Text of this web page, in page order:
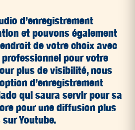
d’enregistrement
et pouvons également
de votre choix avec
pour votre
plus de visibilité, nous
d’enregistrement
qui saura servir pour sa
pour une diffusion plus
Youtube.